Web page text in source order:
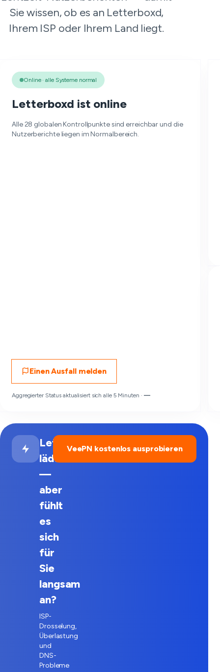
Sie wissen, ob es an Letterboxd,
Ihrem ISP oder Ihrem Land liegt.
Online · alle Systeme normal
Letterboxd ist online
Alle 28 globalen Kontrollpunkte sind erreichbar und die
Nutzerberichte liegen im Normalbereich.
Einen Ausfall melden
Aggregierter Status aktualisiert sich alle 5 Minuten · —
Letterboxd
lädt
—
aber
fühlt
es
sich
für
Sie
langsam
an?
ISP-
Drosselung,
Überlastung
und
DNS-
Probleme
VeePN kostenlos ausprobieren